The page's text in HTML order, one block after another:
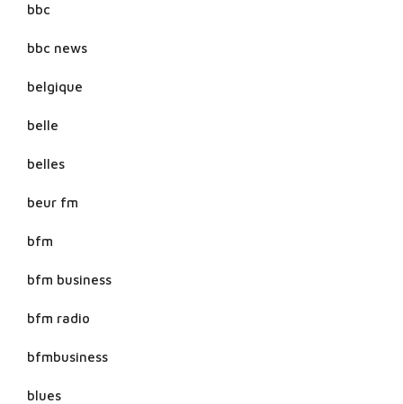
bbc
bbc news
belgique
belle
belles
beur fm
bfm
bfm business
bfm radio
bfmbusiness
blues